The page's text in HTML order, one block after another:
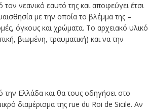
νεανικό εαυτό της και αποφεύγει έτσι
με την οποία το βλέμμα της –
όγκους και χρώματα. Το αρχειακό υλικό
βιωμένη, τραυματική) και να την
την Ελλάδα και θα τους οδηγήσει στο
διαμέρισμα της rue du Roi de Sicile. Αν